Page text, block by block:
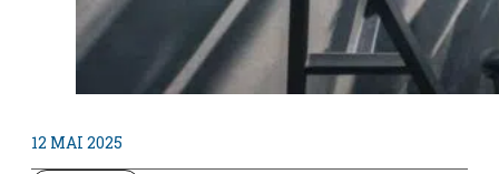
12 MAI 2025